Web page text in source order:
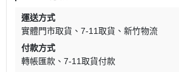
運送方式
實體門市取貨
7-11取貨
新竹物流
付款方式
轉帳匯款
7-11取貨付款